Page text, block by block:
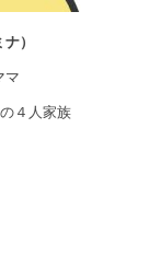
）
マ
４人家族